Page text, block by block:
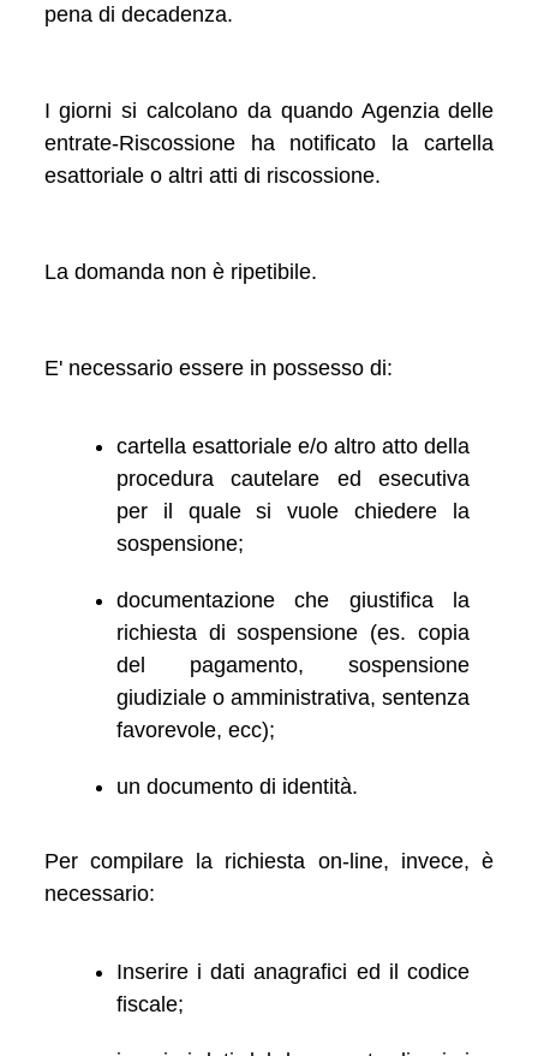
pena di decadenza.
I giorni si calcolano da quando Agenzia delle
entrate-Riscossione ha notificato la cartella
esattoriale o altri atti di riscossione.
La domanda non è ripetibile.
E' necessario essere in possesso di:
cartella esattoriale e/o altro atto della
procedura cautelare ed esecutiva
per il quale si vuole chiedere la
sospensione;
documentazione che giustifica la
richiesta di sospensione (es. copia
del pagamento, sospensione
giudiziale o amministrativa, sentenza
favorevole, ecc);
un documento di identità.
Per compilare la richiesta on-line, invece, è
necessario:
Inserire i dati anagrafici ed il codice
fiscale;